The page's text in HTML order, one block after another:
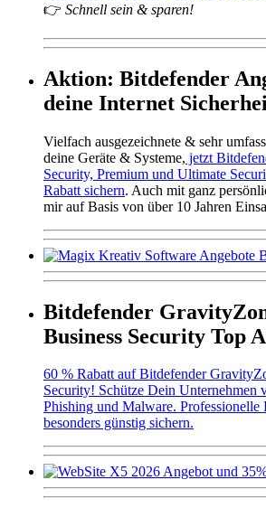
👉 Schnell sein & sparen!
Aktion: Bitdefender
deine Internet
Vielfach ausgezeichnete & sehr
deine Geräte & Systeme, jetzt
Security, Premium und Ultimate
Rabatt sichern. Auch mit ganz
mir auf Basis von über 10 Jahren
Bitdefender
Business Security Top
60 % Rabatt auf Bitdefender
Security! Schütze Dein Unternehmen
Phishing und Malware. Professionelle
besonders günstig sichern.